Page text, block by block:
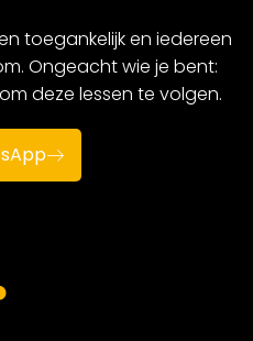
toegankelijk en iedereen
Ongeacht wie je bent:
deze lessen te volgen.